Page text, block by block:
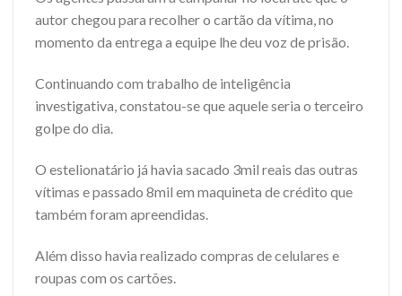
autor chegou para recolher o cartão da vítima, no
momento da entrega a equipe lhe deu voz de prisão.
Continuando com trabalho de inteligência
investigativa, constatou-se que aquele seria o terceiro
golpe do dia.
O estelionatário já havia sacado 3mil reais das outras
vítimas e passado 8mil em maquineta de crédito que
também foram apreendidas.
Além disso havia realizado compras de celulares e
roupas com os cartões.